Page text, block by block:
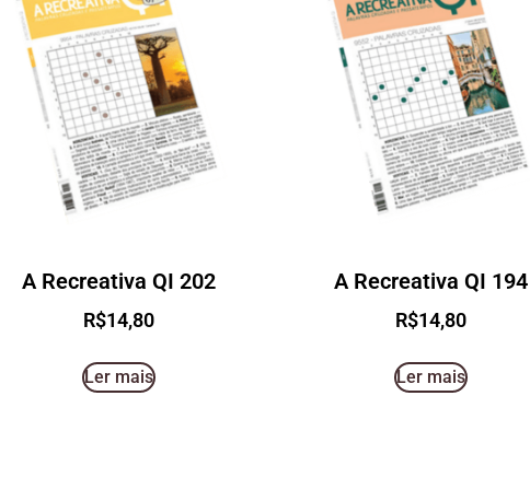
A Recreativa QI 202
R$14,80
Ler mais
A Recreativa QI 194
R$14,80
Ler mais